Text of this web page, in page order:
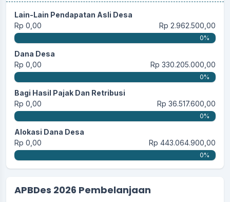
Lain-Lain Pendapatan Asli Desa
Rp 0,00
Rp 2.962.500,00
0%
Dana Desa
Rp 0,00
Rp 330.205.000,00
0%
Bagi Hasil Pajak Dan Retribusi
Rp 0,00
Rp 36.517.600,00
0%
Alokasi Dana Desa
Rp 0,00
Rp 443.064.900,00
0%
APBDes 2026 Pembelanjaan